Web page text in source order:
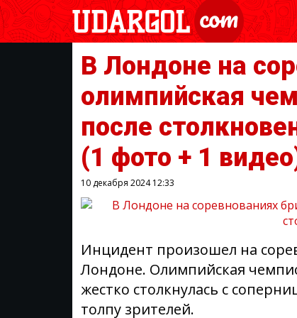
В Лондоне на
олимпийская
после
(1 фото + 1
10 декабря 202412:33
Инцидент произошел на
Лондоне. Олимпийская
жестко столкнулась с
толпу зрителей.